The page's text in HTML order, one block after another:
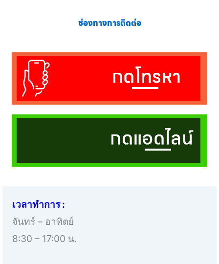
ช่องทางการติดต่อ
เวลาทำการ :
จันทร์ – อาทิตย์
8:30 – 17:00 น.